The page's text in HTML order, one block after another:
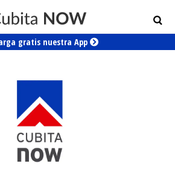
gratis nuestra App